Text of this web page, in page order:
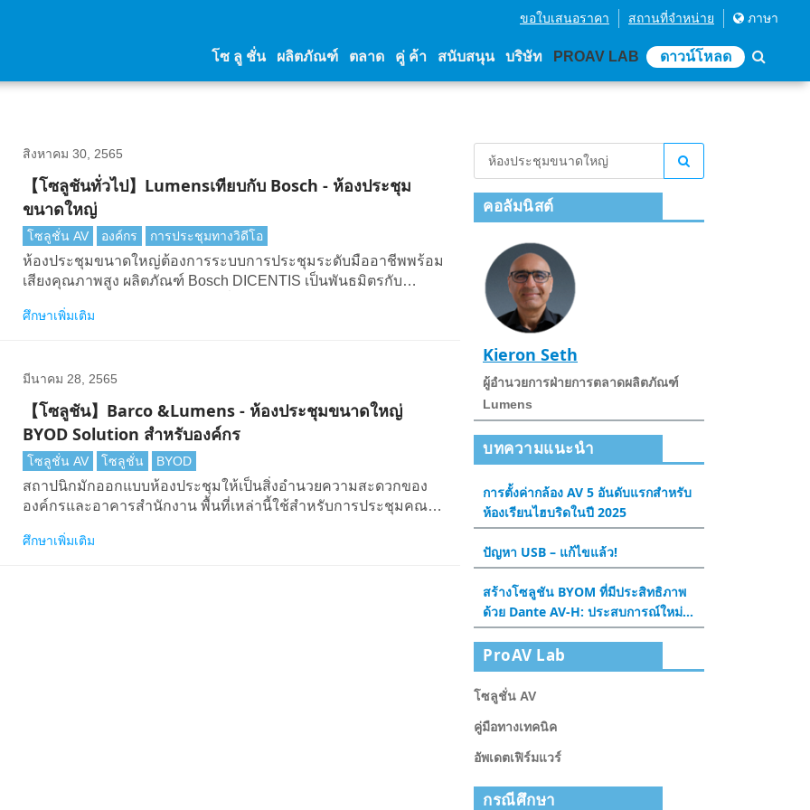
ขอใบเสนอราคา สถานที่จําหน่าย ภาษา
โซ ลู ชั่น ผลิตภัณฑ์ ตลาด คู่ ค้า สนับสนุน บริษัท PROAV LAB ดาวน์โหลด
สิงหาคม 30, 2565
【โซลูชันทั่วไป】Lumensเทียบกับ Bosch - ห้องประชุม
ขนาดใหญ่
โซลูชั่น AV องค์กร การประชุมทางวิดีโอ
ห้องประชุมขนาดใหญ่ต้องการระบบการประชุมระดับมืออาชีพพร้อม
เสียงคุณภาพสูง ผลิตภัณฑ์ Bosch DICENTIS เป็นพันธมิตรกับ
ศึกษาเพิ่มเติม
มีนาคม 28, 2565
【โซลูชัน】Barco &Lumens - ห้องประชุมขนาดใหญ่
BYOD Solution สําหรับองค์กร
โซลูชั่น AV โซลูชั่น BYOD
สถาปนิกมักออกแบบห้องประชุมให้เป็นสิ่งอํานวยความสะดวกของ
องค์กรและอาคารสํานักงาน พื้นที่เหล่านี้ใช้สําหรับการประชุมคณะ
ศึกษาเพิ่มเติม
คอลัมนิสต์
Kieron Seth
ผู้อํานวยการฝ่ายการตลาดผลิตภัณฑ์
Lumens
บทความแนะนำ
การตั้งค่ากล้อง AV 5 อันดับแรกสําหรับ
ห้องเรียนไฮบริดในปี 2025
ปัญหา USB – แก้ไขแล้ว!
สร้างโซลูชัน BYOM ที่มีประสิทธิภาพ
ด้วย Dante AV-H: ประสบการณ์ใหม่
สําหรับห้องประชุมและห้องเรียน
ProAV Lab
โซลูชั่น AV
คู่มือทางเทคนิค
อัพเดตเฟิร์มแวร์
กรณีศึกษา